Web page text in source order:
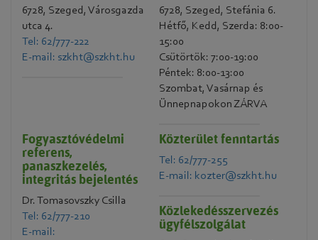
6728, Szeged, Városgazda
utca 4.
Tel: 62/777-222
E-mail: szkht@szkht.hu
6728, Szeged, Stefánia 6.
Hétfő, Kedd, Szerda: 8:00-
15:00
Csütörtök: 7:00-19:00
Péntek: 8:00-13:00
Szombat, Vasárnap és
Ünnepnapokon ZÁRVA
Fogyasztóvédelmi
referens,
panaszkezelés,
integritás bejelentés
Dr. Tomasovszky Csilla
Tel: 62/777-210
E-mail:
Közterület fenntartás
Tel: 62/777-255
E-mail: kozter@szkht.hu
Közlekedésszervezés
ügyfélszolgálat